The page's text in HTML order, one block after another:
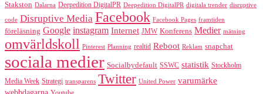
Stakston Dalarna Deepedition DigitalPR Deepedition DigitalPR digitala trender disruptive
code Disruptive Media Facebook Facebook Pages framtiden
föreläsning Google instagram Internet JMW Konferens Medier mätning
omvärldskoll Pinterest Planning realtid Reboot Reklam snapchat
sociala medier Socialbydefault SSWC statistik Stockholm
Media Week Strategi transparens Twitter United Power varumärke